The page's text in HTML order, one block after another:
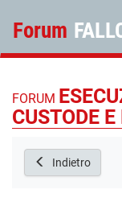
Forum
FORUM
CUSTODE
Indietro